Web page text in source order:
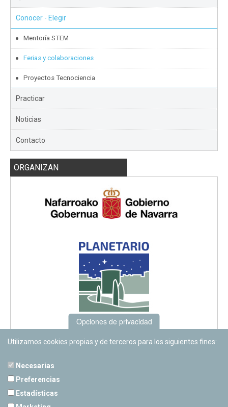
Conocer - Elegir
Mentoría STEM
Ferias y colaboraciones
Proyectos Tecnociencia
Practicar
Noticias
Contacto
ORGANIZAN
Opciones de privacidad
Utilizamos cookies propias y de terceros para los siguientes fines:
Necesarias
Preferencias
Estadísticas